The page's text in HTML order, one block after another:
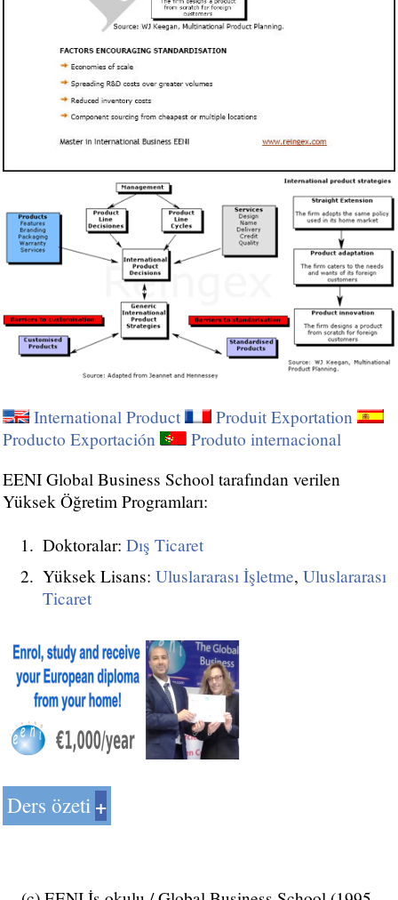
International Product
Produit Exportation
Producto Exportación
Produto internacional
EENI Global Business School tarafından verilen
Yüksek Öğretim Programları:
Doktoralar: Dış Ticaret
Yüksek Lisans: Uluslararası İşletme, Uluslararası
Ticaret
Ders özeti